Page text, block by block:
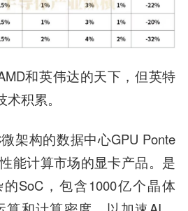
和英伟达的天下，但英特
积累。
架构的数据中心GPU Ponte
能计算市场的显卡产品。是
SoC，包含1000亿个晶体